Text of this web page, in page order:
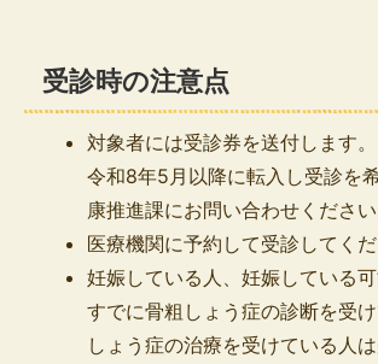
受診時の注意点
対象者には受診券を送付します。
令和8年5月以降に転入し受診を
康推進課にお問い合わせください
医療機関に予約して受診してくだ
妊娠している人、妊娠している可
すでに骨粗しょう症の診断を受
しょう症の治療を受けている人